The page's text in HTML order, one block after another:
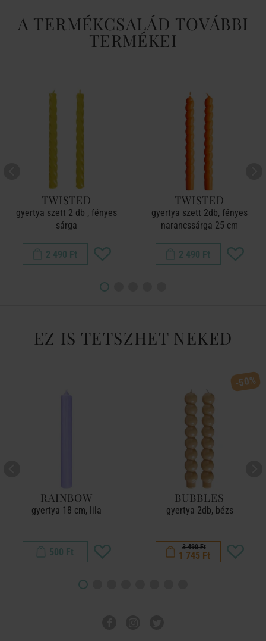
A TERMÉKCSALÁD TOVÁBBI
TERMÉKEI
TWISTED
gyertya szett 2 db , fényes
sárga
2 490 Ft
TWISTED
gyertya szett 2db, fényes
narancssárga 25 cm
2 490 Ft
EZ IS TETSZHET NEKED
RAINBOW
gyertya 18 cm, lila
500 Ft
-50%
BUBBLES
gyertya 2db, bézs
3 490 Ft
1 745 Ft